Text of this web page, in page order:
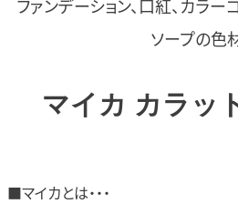
ファンデーション、口紅、カラー
ソープの色
マイカ カラッ
■マイカとは・・・